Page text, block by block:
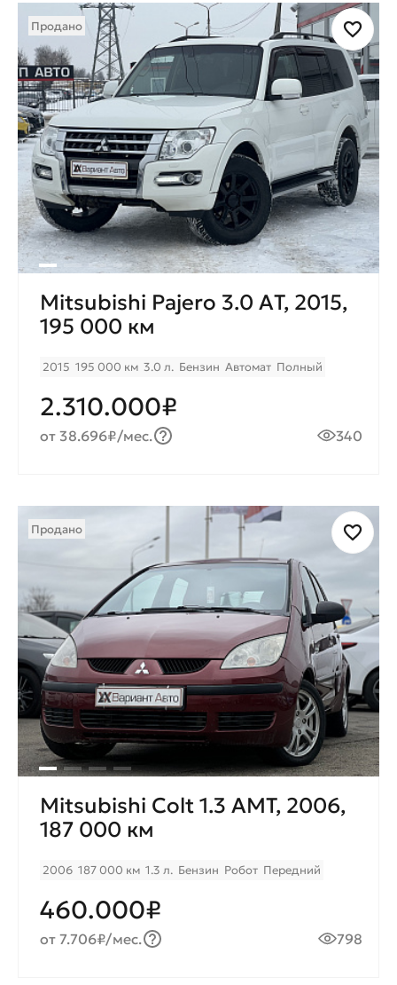
Продано
Mitsubishi Pajero 3.0 AТ, 2015,
195 000 км
2015 195 000 км 3.0 л. Бензин Автомат Полный
2.310.000₽
от 38.696₽/мес. 340
Продано
Mitsubishi Colt 1.3 AMT, 2006,
187 000 км
2006 187 000 км 1.3 л. Бензин Робот Передний
460.000₽
от 7.706₽/мес. 798